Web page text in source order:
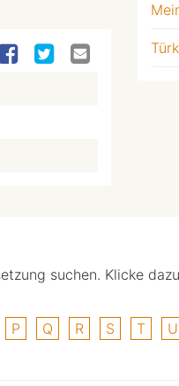
suchen. Klicke
P Q R S T U